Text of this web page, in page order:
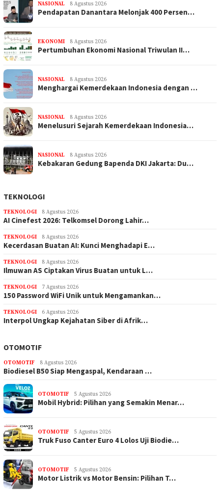
NASIONAL 8 Agustus 2026
Pendapatan Danantara Melonjak 400 Persen…
EKONOMI 8 Agustus 2026
Pertumbuhan Ekonomi Nasional Triwulan II…
NASIONAL 8 Agustus 2026
Menghargai Kemerdekaan Indonesia dengan …
NASIONAL 8 Agustus 2026
Menelusuri Sejarah Kemerdekaan Indonesia…
NASIONAL 8 Agustus 2026
Kebakaran Gedung Bapenda DKI Jakarta: Du…
TEKNOLOGI
TEKNOLOGI 8 Agustus 2026
AI Cinefest 2026: Telkomsel Dorong Lahir…
TEKNOLOGI 8 Agustus 2026
Kecerdasan Buatan AI: Kunci Menghadapi E…
TEKNOLOGI 8 Agustus 2026
Ilmuwan AS Ciptakan Virus Buatan untuk L…
TEKNOLOGI 7 Agustus 2026
150 Password WiFi Unik untuk Mengamankan…
TEKNOLOGI 6 Agustus 2026
Interpol Ungkap Kejahatan Siber di Afrik…
OTOMOTIF
OTOMOTIF 8 Agustus 2026
Biodiesel B50 Siap Mengaspal, Kendaraan …
OTOMOTIF 5 Agustus 2026
Mobil Hybrid: Pilihan yang Semakin Menar…
OTOMOTIF 5 Agustus 2026
Truk Fuso Canter Euro 4 Lolos Uji Biodie…
OTOMOTIF 5 Agustus 2026
Motor Listrik vs Motor Bensin: Pilihan T…